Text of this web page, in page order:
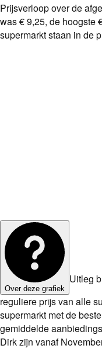
Prijsverloop over de
was€ 9,25, de hoogste
supermarkt staan in de
Over deze grafiek
Uitleg
reguliere prijs van alle
supermarkt met de
gemiddelde
Dirk zijn vanaf